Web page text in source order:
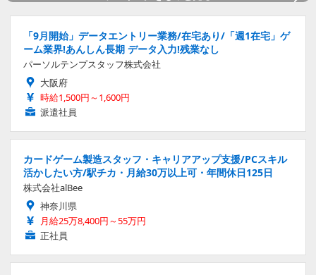
「9月開始」データエントリー業務/在宅あり/「週1在宅」ゲ
ーム業界!あんしん長期 データ入力!残業なし
パーソルテンプスタッフ株式会社
大阪府
時給1,500円～1,600円
派遣社員
カードゲーム製造スタッフ・キャリアアップ支援/PCスキル
活かしたい方/駅チカ・月給30万以上可・年間休日125日
株式会社alBee
神奈川県
月給25万8,400円～55万円
正社員